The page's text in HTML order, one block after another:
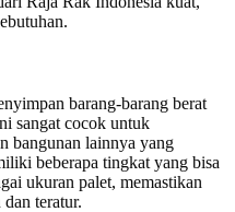
barang-barang berat
sangat cocok untuk
bangunan lainnya yang
beberapa tingkat yang bisa
ukuran palet, memastikan
teratur.